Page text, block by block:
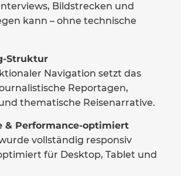
Bildstrecken und
kann – ohne technische
Struktur
Navigation setzt das
Reportagen,
thematische Reisenarrative.
& Performance-optimiert
vollständig responsiv
für Desktop, Tablet und